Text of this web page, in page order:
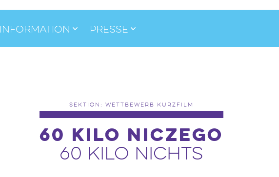
Information Presse
SEKTION: WETTBEWERB KURZFILM
60 KILO NICZEGO
60 KILO NICHTS